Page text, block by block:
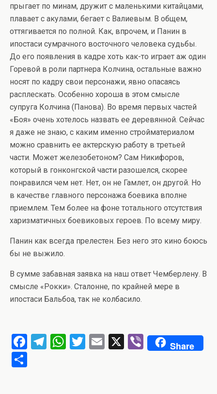
прыгает по минам, дружит с маленькими китайцами,
плавает с акулами, бегает с Валиевым. В общем,
оттягивается по полной. Как, впрочем, и Панин в
ипостаси сумрачного восточного человека судьбы.
До его появления в кадре хоть как-то играет аж один
Горевой в роли партнера Колчина, остальные важно
носят по кадру свои персонажи, явно опасаясь
расплескать. Особенно хороша в этом смысле
супруга Колчина (Панова). Во время первых частей
«Боя» очень хотелось назвать ее деревянной. Сейчас
я даже не знаю, с каким именно стройматериалом
можно сравнить ее актерскую работу в третьей
части. Может железобетоном? Сам Никифоров,
который в гонконгской части разошелся, скорее
понравился чем нет. Нет, он не Гамлет, он другой. Но
в качестве главного персонажа боевика вполне
приемлем. Тем более на фоне тотального отсутствия
харизматичных боевиковых героев. По всему миру.
Панин как всегда прелестен. Без него это кино боюсь
бы не выжило.
В сумме забавная заявка на наш ответ Чемберлену. В
смысле «Рокки». Сталонне, по крайней мере в
ипостаси Бальбоа, так не колбасило.
F
T
W T
E
X
Vi
b
Share